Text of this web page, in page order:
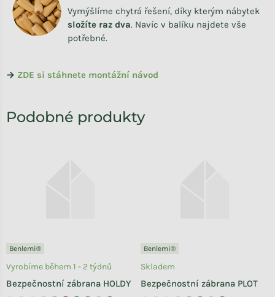
Vymýšlíme chytrá řešení, díky kterým nábytek
složíte raz dva. Navíc v balíku najdete vše
potřebné.
→ ZDE si stáhnete montážní návod
Benlemi®
Bezpečnostní zábrana HOLDY
Vyrobíme během 1 - 2 týdnů
Benlemi®
Bezpečnostní zábrana PLOT
Skladem